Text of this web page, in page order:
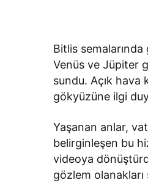
Bitlis
Venüs ve Jüpiter
sundu. Açık hava
gökyüzüne ilgi
Yaşanan anlar,
belirginleşen bu
videoya
gözlem